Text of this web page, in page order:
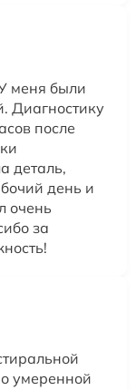
меня были
Диагностику
после
деталь,
день и
очень
за
умеренной